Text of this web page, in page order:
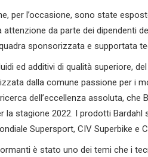
per l’occasione, sono state
da parte dei dipendenti
sponsorizzata e supportata
ed additivi di qualità superiore, del
dalla comune passione per i
dell’eccellenza assoluta,
stagione 2022. I prodotti
Supersport, CIV Superbike e
è stato uno dei temi che i